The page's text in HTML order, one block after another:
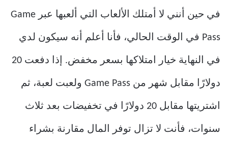
في حين أنني لا أمتلك الألعاب التي ألعبها عبر Game
Pass في الوقت الحالي، فأنا أعلم أنه سيكون لدي
في النهاية خيار امتلاكها بسعر مخفض. إذا دفعت 20
دولارًا مقابل شهر من Game Pass ولعبت لعبة، ثم
اشتريتها مقابل 20 دولارًا في تخفيضات بعد ثلاث
سنوات، فأنت لا تزال توفر المال مقارنة بشراء